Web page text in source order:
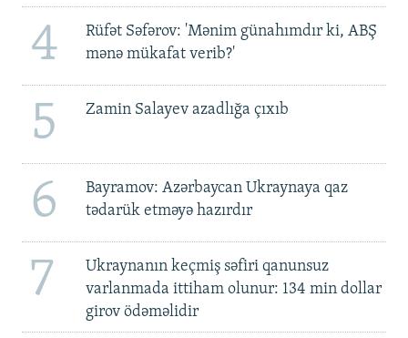
4
Rüfət Səfərov: 'Mənim günahımdır ki, ABŞ
mənə mükafat verib?'
5 Zamin Salayev azadlığa çıxıb
6
Bayramov: Azərbaycan Ukraynaya qaz
tədarük etməyə hazırdır
7
Ukraynanın keçmiş səfiri qanunsuz
varlanmada ittiham olunur: 134 min dollar
girov ödəməlidir